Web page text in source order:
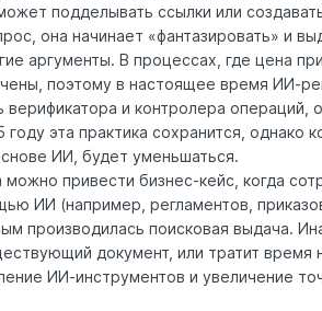
подделывать ссылки или
она начинает «фантазировать» и
аргументы. В процессах, где цена
поэтому в настоящее время ИИ-
и контролера операций,
году эта практика сохранится, однако
ИИ, будет уменьшаться.
привести бизнес-кейс, когда
ИИ (например, регламентов,
производилась поисковая выдача.
документ, или тратит время
ИИ-инструментов и увеличение